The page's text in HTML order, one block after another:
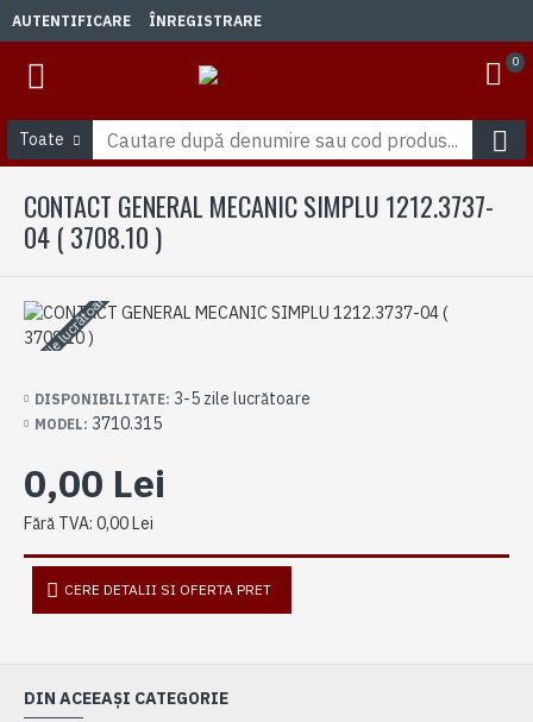
AUTENTIFICARE ÎNREGISTRARE
0
Toate
CONTACT GENERAL MECANIC SIMPLU 1212.3737-
04 ( 3708.10 )
3-5 zile lucrătoare
DISPONIBILITATE: 3-5 zile lucrătoare
MODEL: 3710.315
0,00 Lei
Fără TVA: 0,00 Lei
CERE DETALII SI OFERTA PRET
DIN ACEEAȘI CATEGORIE